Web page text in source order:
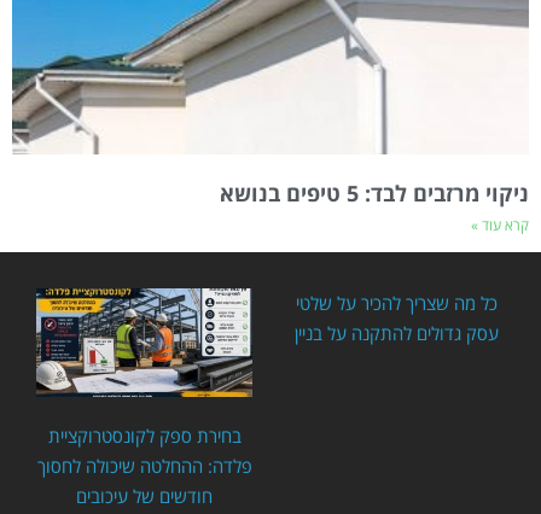
ניקוי מרזבים לבד: 5 טיפים בנושא
קרא עוד »
כל מה שצריך להכיר על שלטי
עסק גדולים להתקנה על בניין
בחירת ספק לקונסטרוקציית
פלדה: ההחלטה שיכולה לחסוך
חודשים של עיכובים